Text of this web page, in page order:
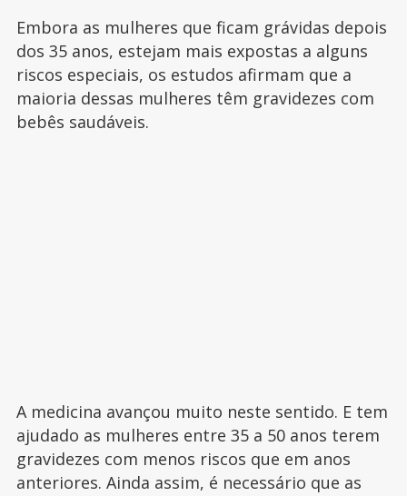
Embora as mulheres que ficam grávidas depois
dos 35 anos, estejam mais expostas a alguns
riscos especiais, os estudos afirmam que a
maioria dessas mulheres têm gravidezes com
bebês saudáveis.
A medicina avançou muito neste sentido. E tem
ajudado as mulheres entre 35 a 50 anos terem
gravidezes com menos riscos que em anos
anteriores. Ainda assim, é necessário que as